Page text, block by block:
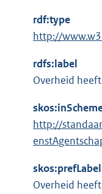
e
r
e
i
n
k
rdf:type
E
t
e
n
i
n
http://
rdfs:label
Overheid
http://
skos:prefLabel
Overheid